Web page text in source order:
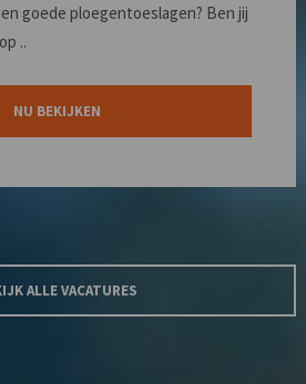
goede ploegentoeslagen? Ben jij
..
NU BEKIJKEN
ALLE VACATURES